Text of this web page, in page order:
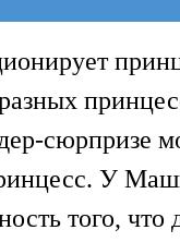
сюрпризе
У
того,